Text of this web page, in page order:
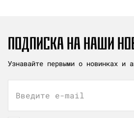
ПОДПИСКА НА НАШИ
Узнавайте первыми о новинках и
Введите e-mail